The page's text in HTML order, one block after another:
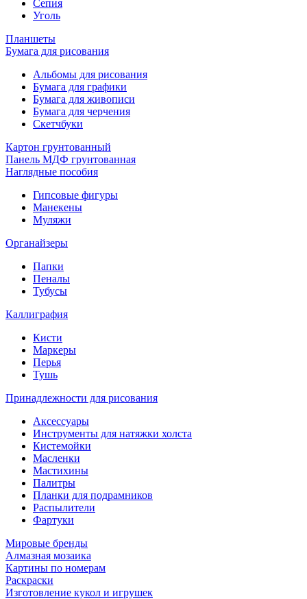
Сепия
Уголь
Планшеты
Бумага для рисования
Альбомы для рисования
Бумага для графики
Бумага для живописи
Бумага для черчения
Скетчбуки
Картон грунтованный
Панель МДФ грунтованная
Наглядные пособия
Гипсовые фигуры
Манекены
Муляжи
Органайзеры
Папки
Пеналы
Тубусы
Каллиграфия
Кисти
Маркеры
Перья
Тушь
Принадлежности для рисования
Аксессуары
Инструменты для натяжки холста
Кистемойки
Масленки
Мастихины
Палитры
Планки для подрамников
Распылители
Фартуки
Мировые бренды
Алмазная мозаика
Картины по номерам
Раскраски
Изготовление кукол и игрушек